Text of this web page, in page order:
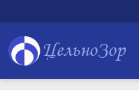
ЦельноЗор